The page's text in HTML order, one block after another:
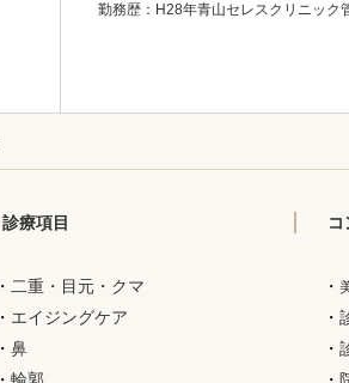
勤務歴：H28年青山セレスクリニック
診療項目
・ 二重・目元・クマ
・ エイジングケア
・ 鼻
・
・
・